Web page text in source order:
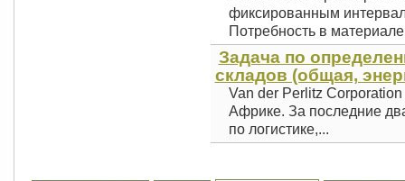
фиксированным
Потребность в
Задача по
складов (общая,
Van der Perlitz
Африке. За последние
по логистике,...